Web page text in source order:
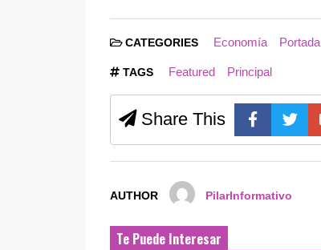
CATEGORIES Economía Portada
TAGS Featured Principal
Share This
AUTHOR PilarInformativo
Te Puede Interesar